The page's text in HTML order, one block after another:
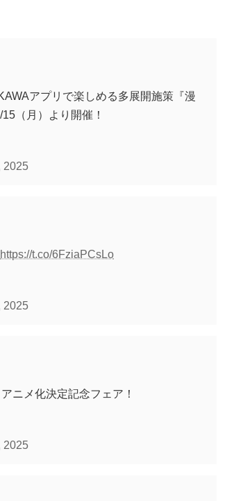
アプリで楽しめる多展開施策『漫
（月）より開催！
2025
https://t.co/6FziaPCsLo
2025
ニメ化決定記念フェア！
2025